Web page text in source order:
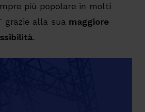
più popolare in molti
grazie alla sua maggiore
.